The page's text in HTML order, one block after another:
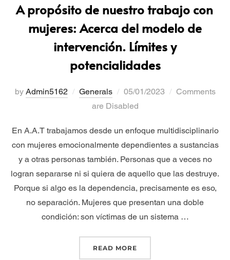
A propósito de nuestro trabajo con
mujeres: Acerca del modelo de
intervención. Límites y
potencialidades
by Admin5162 Generals 05/01/2023
Comments
are Disabled
En A.A.T trabajamos desde un enfoque multidisciplinario
con mujeres emocionalmente dependientes a sustancias
y a otras personas también. Personas que a veces no
logran separarse ni si quiera de aquello que las destruye.
Porque si algo es la dependencia, precisamente es eso,
no separación. Mujeres que presentan una doble
condición: son víctimas de un sistema …
READ MORE